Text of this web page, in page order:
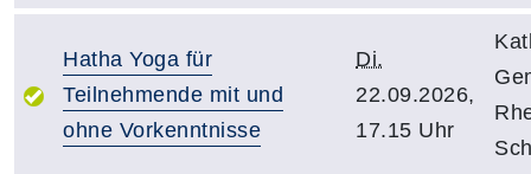
Hatha Yoga für
Teilnehmende mit und
ohne Vorkenntnisse
Di.
22.09.2026,
17.15 Uhr